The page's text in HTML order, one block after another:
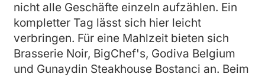
nicht alle Geschäfte einzeln aufzählen. Ein
kompletter Tag lässt sich hier leicht
verbringen. Für eine Mahlzeit bieten sich
Brasserie Noir, BigChef's, Godiva Belgium
und Gunaydin Steakhouse Bostanci an. Beim